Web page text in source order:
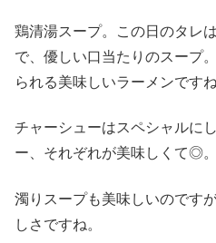
鶏清湯スープ。この日のタレ
で、優しい口当たりのスープ
られる美味しいラーメンですね
チャーシューはスペシャルに
ー、それぞれが美味しくて◎。
濁りスープも美味しいのです
しさですね。